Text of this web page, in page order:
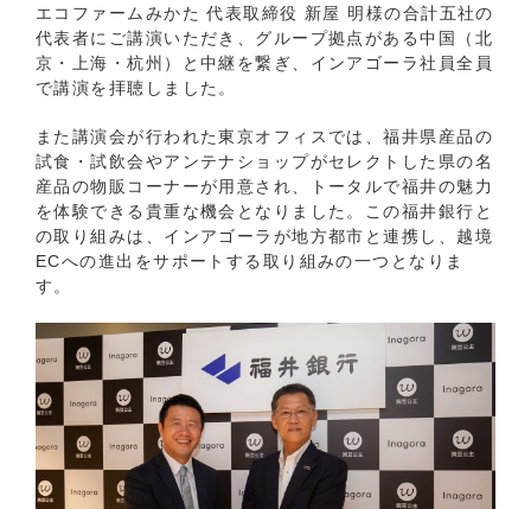
エコファームみかた 代表取締役 新屋 明様の合計五社の
代表者にご講演いただき、グループ拠点がある中国（北
京・上海・杭州）と中継を繋ぎ、インアゴーラ社員全員
で講演を拝聴しました。
また講演会が行われた東京オフィスでは、福井県産品の
試食・試飲会やアンテナショップがセレクトした県の名
産品の物販コーナーが用意され、トータルで福井の魅力
を体験できる貴重な機会となりました。この福井銀行と
の取り組みは、インアゴーラが地方都市と連携し、越境
ECへの進出をサポートする取り組みの一つとなりま
す。